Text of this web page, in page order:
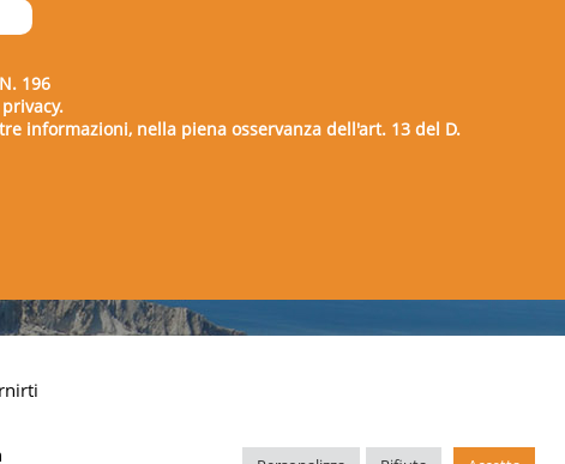
196
informazioni, nella piena osservanza dell'art. 13 del D.